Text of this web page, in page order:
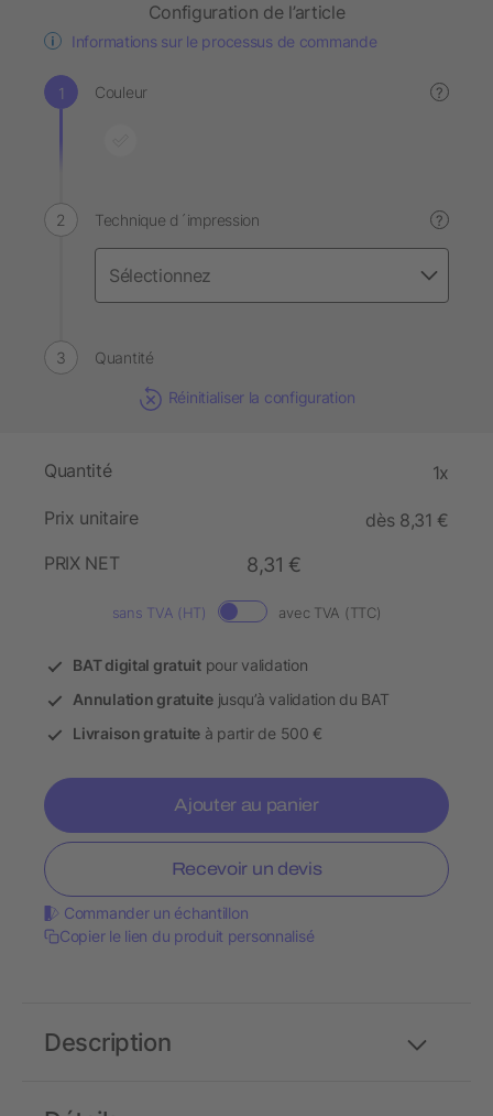
Configuration de l’article
Informations sur le processus de commande
Couleur ?
Technique d´impression ?
Quantité
Réinitialiser la configuration
Quantité 1x
Prix unitaire
dès 8,31 €
PRIX NET
8,31 €
sans TVA (HT) avec TVA (TTC)
BAT digital gratuitpour validation
Annulation gratuitejusqu’à validation du BAT
Livraison gratuite à partir de 500 €
Ajouter au panier
Recevoir un devis
Commander un échantillon
Copier le lien du produit personnalisé
Description